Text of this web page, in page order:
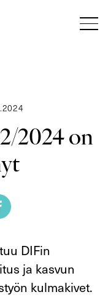
2024 on
DIFin
ja kasvun
kulmakivet.